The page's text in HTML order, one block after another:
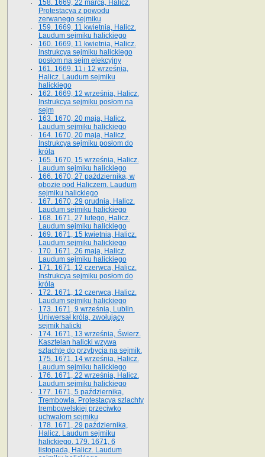
158. 1669, 22 marca, Halicz.
Protestacya z powodu
zerwanego sejmiku
159. 1669, 11 kwietnia, Halicz.
Laudum sejmiku halickiego
160. 1669, 11 kwietnia, Halicz.
Instrukcya sejmiku halickiego
posłom na sejm elekcyjny
161. 1669, 11 i 12 września,
Halicz. Laudum sejmiku
halickiego
162. 1669, 12 września, Halicz.
Instrukcya sejmiku posłom na
sejm
163. 1670, 20 maja, Halicz.
Laudum sejmiku halickiego
164. 1670, 20 maja, Halicz.
Instrukcya sejmiku posłom do
króla
165. 1670, 15 września, Halicz.
Laudum sejmiku halickiego
166. 1670, 27 października, w
obozie pod Haliczem. Laudum
sejmiku halickiego
167. 1670, 29 grudnia, Halicz.
Laudum sejmiku halickiego
168. 1671, 27 lutego, Halicz.
Laudum sejmiku halickiego
169. 1671, 15 kwietnia, Halicz.
Laudum sejmiku halickiego
170. 1671, 26 maja, Halicz.
Laudum sejmiku halickiego
171. 1671, 12 czerwca, Halicz.
Instrukcya sejmiku posłom do
króla
172. 1671, 12 czerwca, Halicz.
Laudum sejmiku halickiego
173. 1671, 9 września, Lublin.
Uniwersał króla, zwołujący
sejmik halicki
174. 1671, 13 września, Świerz.
Kasztelan halicki wzywa
szlachtę do przybycia na sejmik.
175. 1671, 14 września, Halicz.
Laudum sejmiku halickiego
176. 1671, 22 września, Halicz.
Laudum sejmiku halickiego
177. 1671, 5 października,
Trembowla. Protestacya szlachty
trembowelskiej przeciwko
uchwałom sejmiku
178. 1671, 29 października,
Halicz. Laudum sejmiku
halickiego. 179. 1671, 6
listopada, Halicz. Laudum